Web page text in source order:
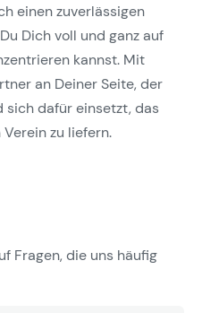
einen zuverlässigen
Dich voll und ganz auf
kannst. Mit
an Deiner Seite, der
sich dafür einsetzt, das
zu liefern.
Fragen, die uns häufig